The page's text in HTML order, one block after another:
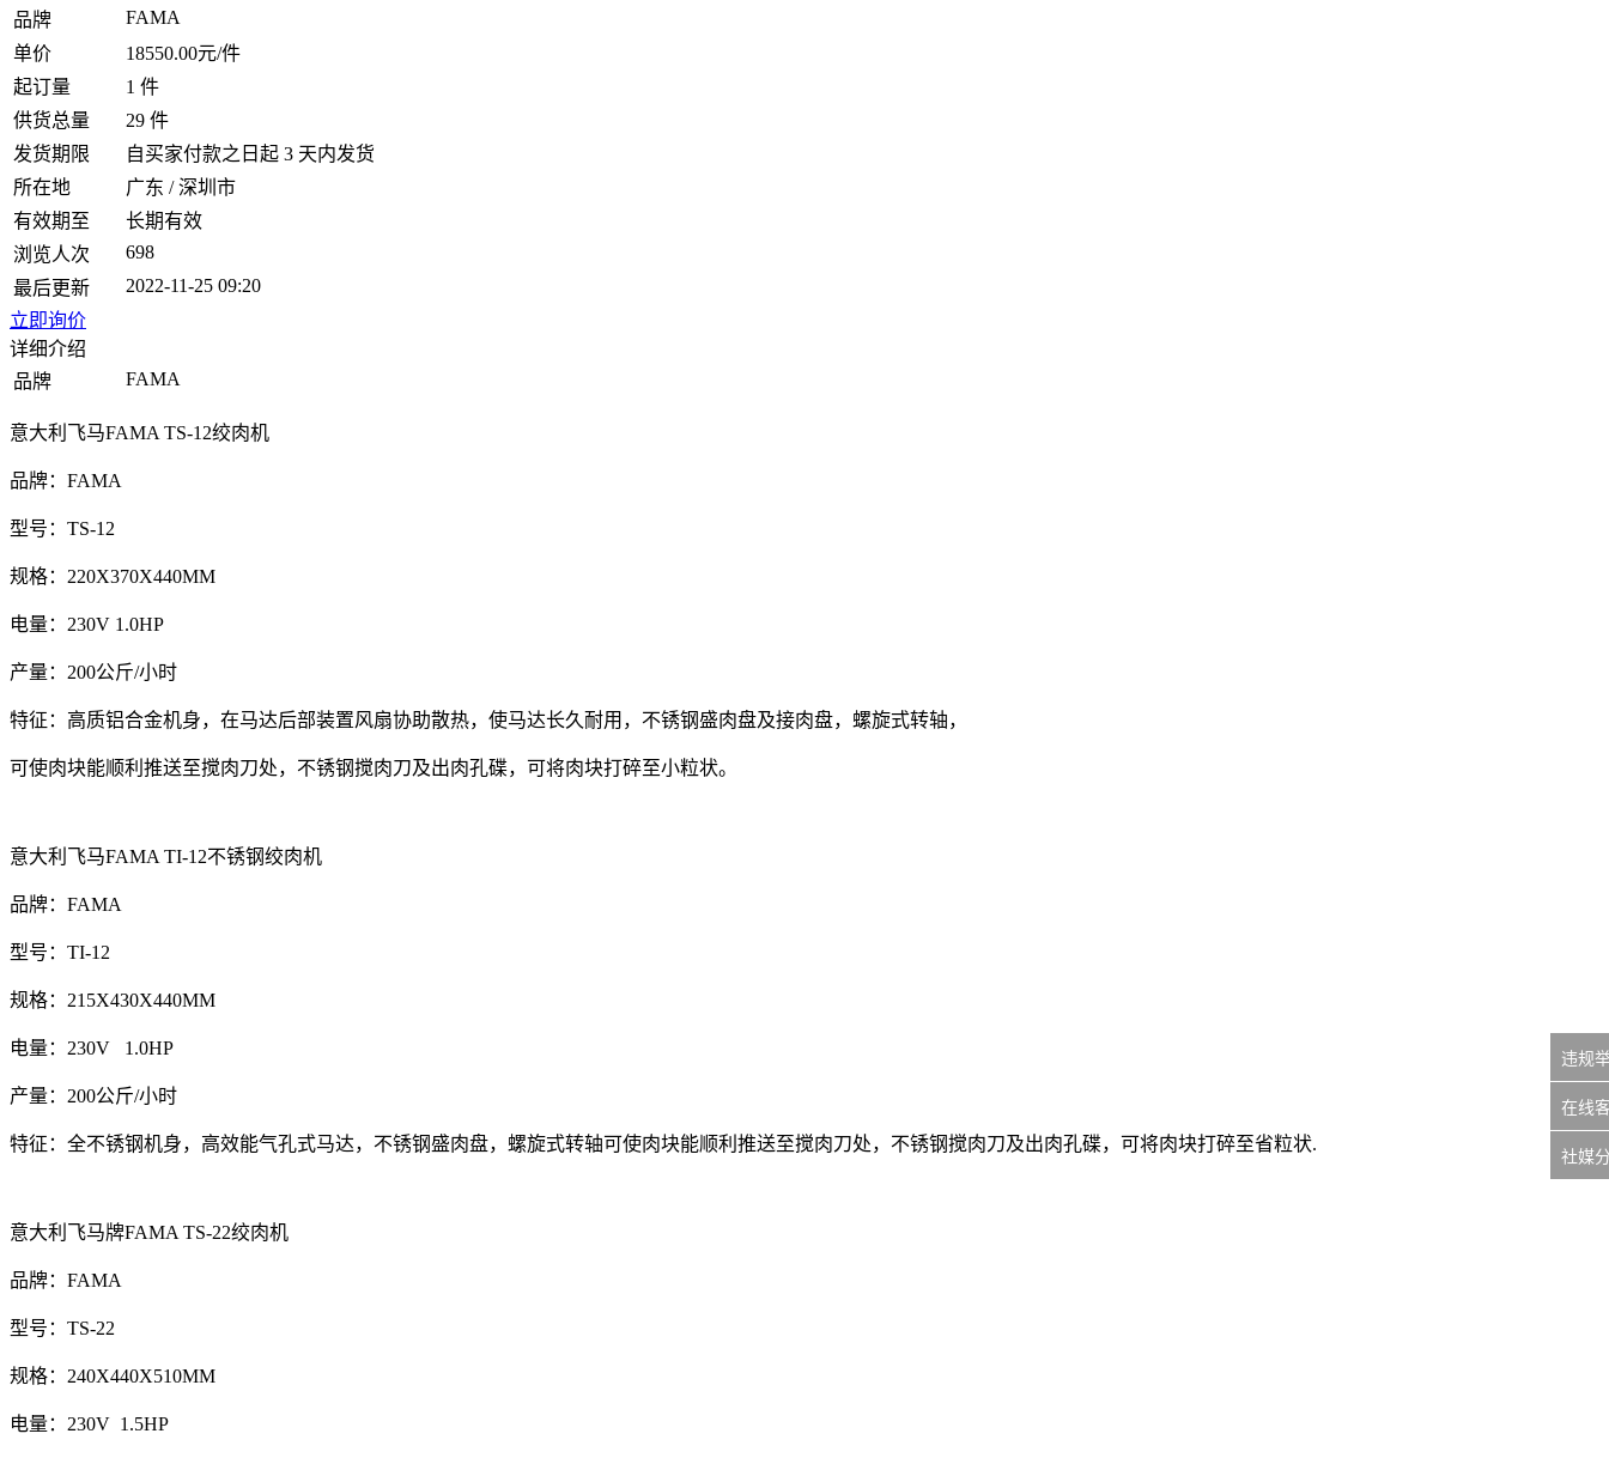
品牌
FAMA
单价
18550.00元/件
起订量
1 件
供货总量
29 件
发货期限
自买家付款之日起 3 天内发货
所在地
广东 / 深圳市
有效期至
长期有效
浏览人次
698
最后更新
2022-11-25 09:20
立即询价
详细介绍
品牌
FAMA
意大利飞马FAMA TS-12绞肉机
品牌：FAMA
型号：TS-12
规格：220X370X440MM
电量：230V 1.0HP
产量：200公斤/小时
特征：高质铝合金机身，在马达后部装置风扇协助散热，使马达长久耐用，不锈钢盛肉盘及接肉盘，螺旋式转轴，
可使肉块能顺利推送至搅肉刀处，不锈钢搅肉刀及出肉孔碟，可将肉块打碎至小粒状。
意大利飞马FAMA TI-12不锈钢绞肉机
品牌：FAMA
型号：TI-12
规格：215X430X440MM
电量：230V 1.0HP
产量：200公斤/小时
特征：全不锈钢机身，高效能气孔式马达，不锈钢盛肉盘，螺旋式转轴可使肉块能顺利推送至搅肉刀处，不锈钢搅肉刀及出肉孔碟，可将肉块打碎至省粒状.
意大利飞马牌FAMA TS-22绞肉机
品牌：FAMA
型号：TS-22
规格：240X440X510MM
电量：230V 1.5HP
违规
在线
社媒